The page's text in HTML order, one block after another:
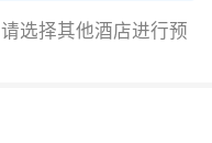
选择其他酒店进行预